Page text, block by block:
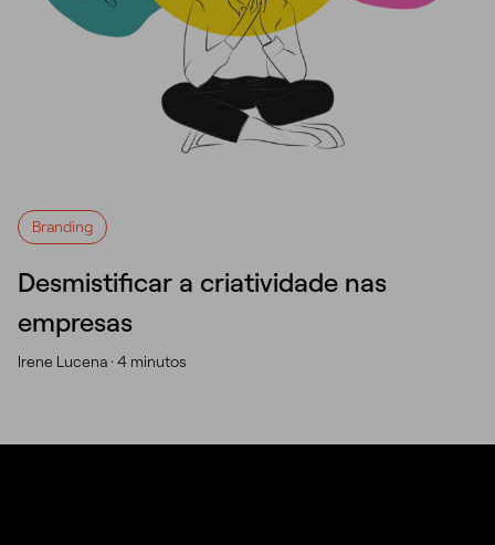
Branding
Desmistificar a criatividade nas
empresas
Irene Lucena · 4 minutos